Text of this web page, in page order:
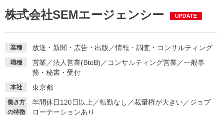
就活ノウハウ・サポート
就活ノウハウが満載！
株式会社SEMエージェンシー UPDATE
業種 放送・新聞・広告・出版 ／情報・調査・コンサルティング
職種 営業／法人営業(BtoB) ／ コンサルティング営業／一般事
務・秘書・受付
本社 東京都
働き方
の特徴
年間休日120日以上 ／転勤なし ／裁量権が大きい／ジョブ
ローテーションあり